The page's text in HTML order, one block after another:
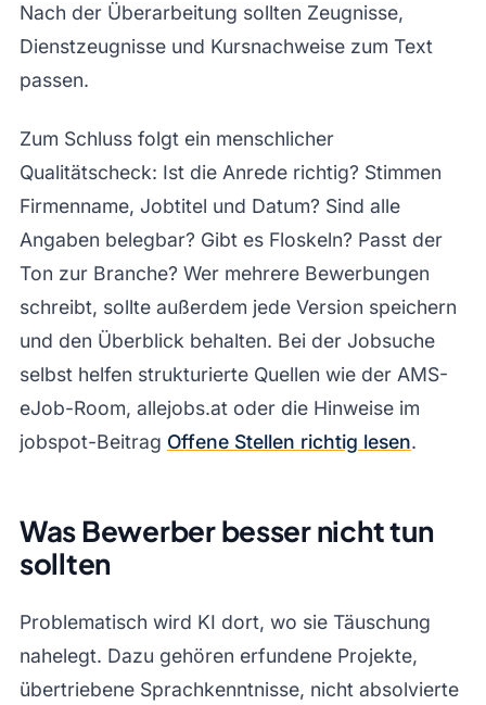
Nach der Überarbeitung sollten Zeugnisse,
Dienstzeugnisse und Kursnachweise zum Text
passen.
Zum Schluss folgt ein menschlicher
Qualitätscheck: Ist die Anrede richtig? Stimmen
Firmenname, Jobtitel und Datum? Sind alle
Angaben belegbar? Gibt es Floskeln? Passt der
Ton zur Branche? Wer mehrere Bewerbungen
schreibt, sollte außerdem jede Version speichern
und den Überblick behalten. Bei der Jobsuche
selbst helfen strukturierte Quellen wie der AMS-
eJob-Room, allejobs.at oder die Hinweise im
jobspot-Beitrag Offene Stellen richtig lesen.
Was Bewerber besser nicht tun
sollten
Problematisch wird KI dort, wo sie Täuschung
nahelegt. Dazu gehören erfundene Projekte,
übertriebene Sprachkenntnisse, nicht absolvierte